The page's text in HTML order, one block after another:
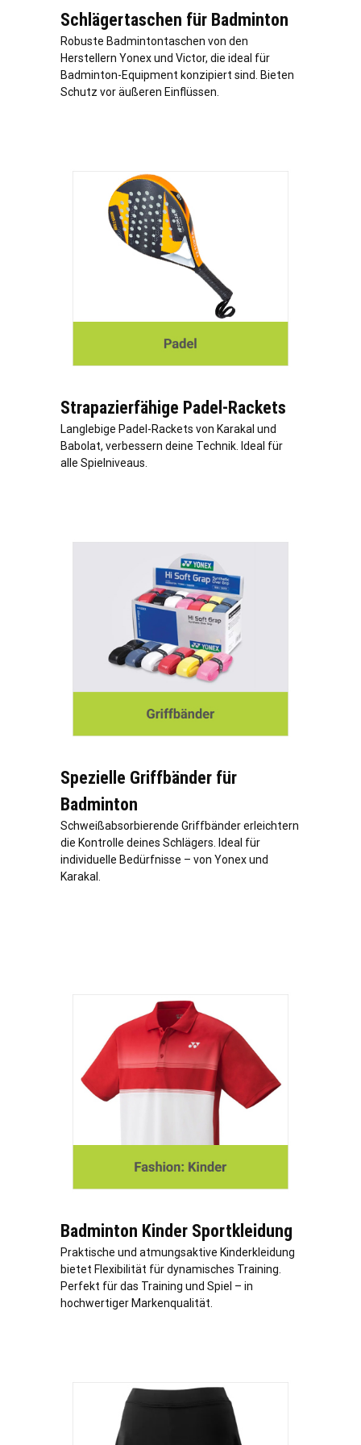
Schlägertaschen für Badminton
Robuste Badmintontaschen von den
Herstellern Yonex und Victor, die ideal für
Badminton-Equipment konzipiert sind. Bieten
Schutz vor äußeren Einflüssen.
Strapazierfähige Padel-Rackets
Langlebige Padel-Rackets von Karakal und
Babolat, verbessern deine Technik. Ideal für
alle Spielniveaus.
Spezielle Griffbänder für
Badminton
Schweißabsorbierende Griffbänder erleichtern
die Kontrolle deines Schlägers. Ideal für
individuelle Bedürfnisse – von Yonex und
Karakal.
Badminton Kinder Sportkleidung
Praktische und atmungsaktive Kinderkleidung
bietet Flexibilität für dynamisches Training.
Perfekt für das Training und Spiel – in
hochwertiger Markenqualität.